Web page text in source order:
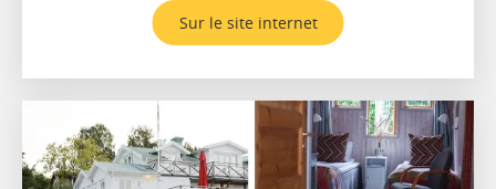
Sur le site internet